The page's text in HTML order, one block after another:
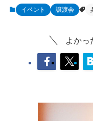
イベント 譲渡会
よかっ